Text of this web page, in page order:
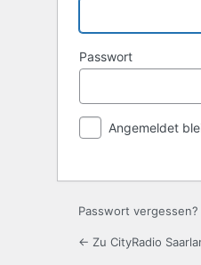
Passwort
Angemeldet
Passwort vergessen?
← Zu CityRadio